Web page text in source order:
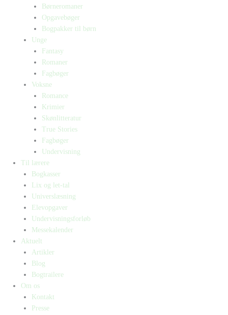
Børneromaner
Opgavebøger
Bogpakker til børn
Unge
Fantasy
Romaner
Fagbøger
Voksne
Romance
Krimier
Skønlitteratur
True Stories
Fagbøger
Undervisning
Til lærere
Bogkasser
Lix og let-tal
Universlæsning
Elevopgaver
Undervisningsforløb
Messekalender
Aktuelt
Artikler
Blog
Bogtrailere
Om os
Kontakt
Presse